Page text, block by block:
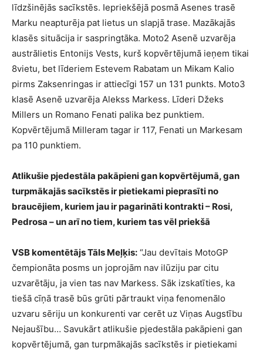
līdzšinējās sacīkstēs. Iepriekšējā posmā Asenes trasē
Marku neapturēja pat lietus un slapjā trase. Mazākajās
klasēs situācija ir saspringtāka. Moto2 Asenē uzvarēja
austrālietis Entonijs Vests, kurš kopvērtējumā ieņem tikai
8vietu, bet līderiem Estevem Rabatam un Mikam Kalio
pirms Zaksenringas ir attiecīgi 157 un 131 punkts. Moto3
klasē Asenē uzvarēja Alekss Markess. Līderi Džeks
Millers un Romano Fenati palika bez punktiem.
Kopvērtējumā Milleram tagar ir 117, Fenati un Markesam
pa 110 punktiem.
Atlikušie pjedestāla pakāpieni gan kopvērtējumā, gan
turpmākajās sacīkstēs ir pietiekami pieprasīti no
braucējiem, kuriem jau ir pagarināti kontrakti – Rosi,
Pedrosa – un arī no tiem, kuriem tas vēl priekšā
VSB komentētājs Tāls Meļķis: “Jau devītais MotoGP
čempionāta posms un joprojām nav ilūziju par citu
uzvarētāju, ja vien tas nav Markess. Sāk izskatīties, ka
tiešā cīņā trasē būs grūti pārtraukt viņa fenomenālo
uzvaru sēriju un konkurenti var cerēt uz Viņas Augstību
Nejaušību… Savukārt atlikušie pjedestāla pakāpieni gan
kopvērtējumā, gan turpmākajās sacīkstēs ir pietiekami